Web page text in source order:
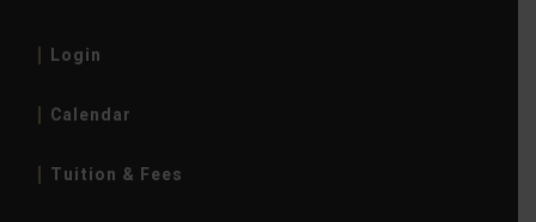
Login
Calendar
Tuition & Fees